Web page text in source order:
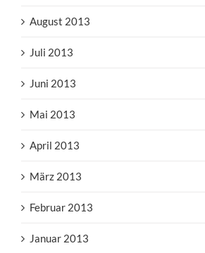
August 2013
Juli 2013
Juni 2013
Mai 2013
April 2013
März 2013
Februar 2013
Januar 2013